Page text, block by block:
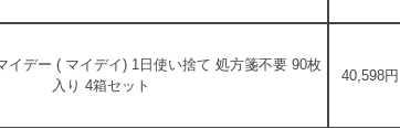
イデー ( マイデイ) 1日使い捨て 処方箋不要 90枚
入り 4箱セット
40,598円